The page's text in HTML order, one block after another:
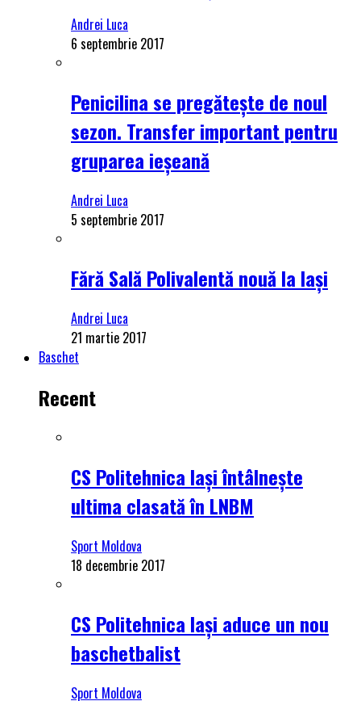
Andrei Luca
6 septembrie 2017
Penicilina se pregătește de noul
sezon. Transfer important pentru
gruparea ieșeană
Andrei Luca
5 septembrie 2017
Fără Sală Polivalentă nouă la Iași
Andrei Luca
21 martie 2017
Baschet
Recent
CS Politehnica Iași întâlnește
ultima clasată în LNBM
Sport Moldova
18 decembrie 2017
CS Politehnica Iași aduce un nou
baschetbalist
Sport Moldova